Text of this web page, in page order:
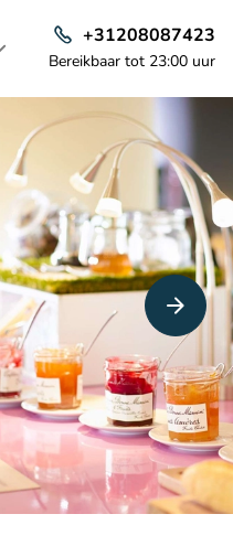
+31208087423
Bereikbaar tot 23:00 uur